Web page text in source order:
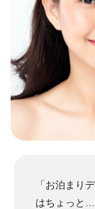
「お泊まり
はちょっと…